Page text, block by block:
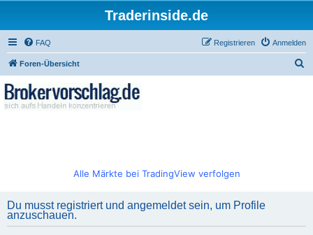
Traderinside.de
FAQ Anmelden
Registrieren
Foren-Übersicht
Alle Märkte bei TradingView verfolgen
Du musst registriert und angemeldet sein, um Profile
anzuschauen.